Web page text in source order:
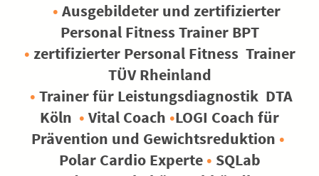
• Ausgebildeter und zertifizierter
Personal Fitness Trainer BPT
• zertifizierter Personal Fitness Trainer
TÜV Rheinland
• Trainer für Leistungsdiagnostik DTA
Köln • Vital Coach •LOGI Coach für
Prävention und Gewichtsreduktion •
Polar Cardio Experte • SQLab